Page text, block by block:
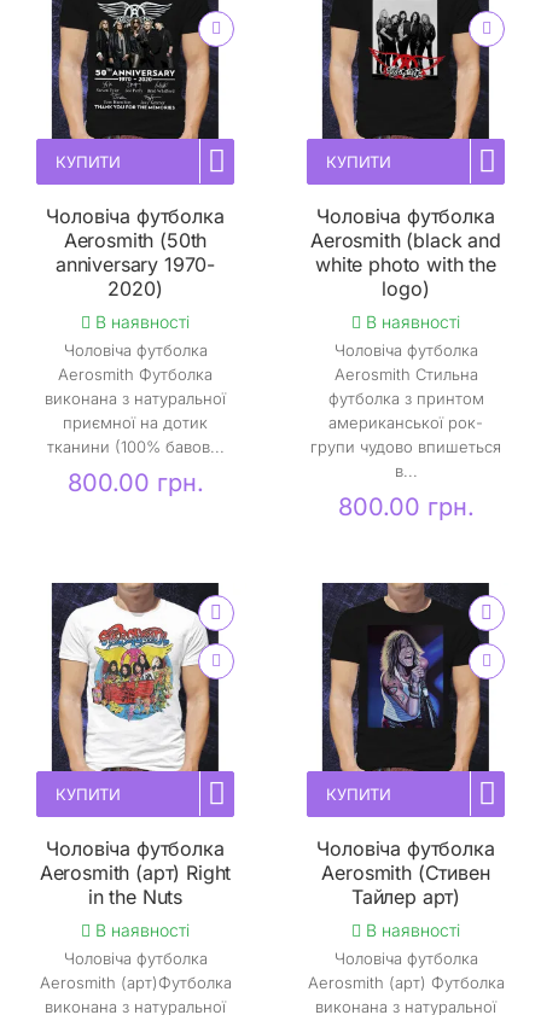
КУПИТИ
Чоловіча футболка
Aerosmith (50th
anniversary 1970-
2020)
В наявності
Чоловіча футболка
Aerosmith Футболка
виконана з натуральної
приємної на дотик
тканини (100% бавов...
800.00 грн.
КУПИТИ
Чоловіча футболка
Aerosmith (black and
white photo with the
logo)
В наявності
Чоловіча футболка
Aerosmith Стильна
футболка з принтом
американської рок-
групи чудово впишеться
в...
800.00 грн.
КУПИТИ
Чоловіча футболка
Aerosmith (арт) Right
in the Nuts
В наявності
Чоловіча футболка
Aerosmith (арт)Футболка
виконана з натуральної
КУПИТИ
Чоловіча футболка
Aerosmith (Стивен
Тайлер арт)
В наявності
Чоловіча футболка
Aerosmith (арт) Футболка
виконана з натуральної